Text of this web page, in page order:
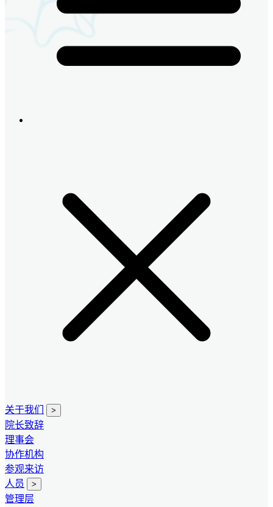
关于我们 >
院长致辞
理事会
协作机构
参观来访
人员
>
管理层